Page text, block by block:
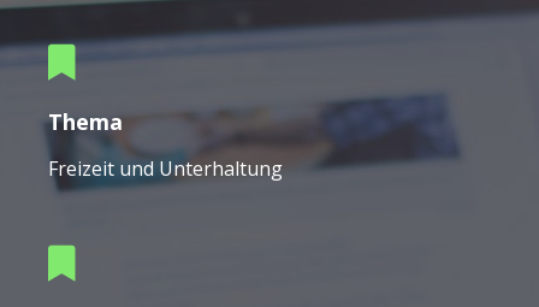
Thema
Freizeit und Unterhaltung